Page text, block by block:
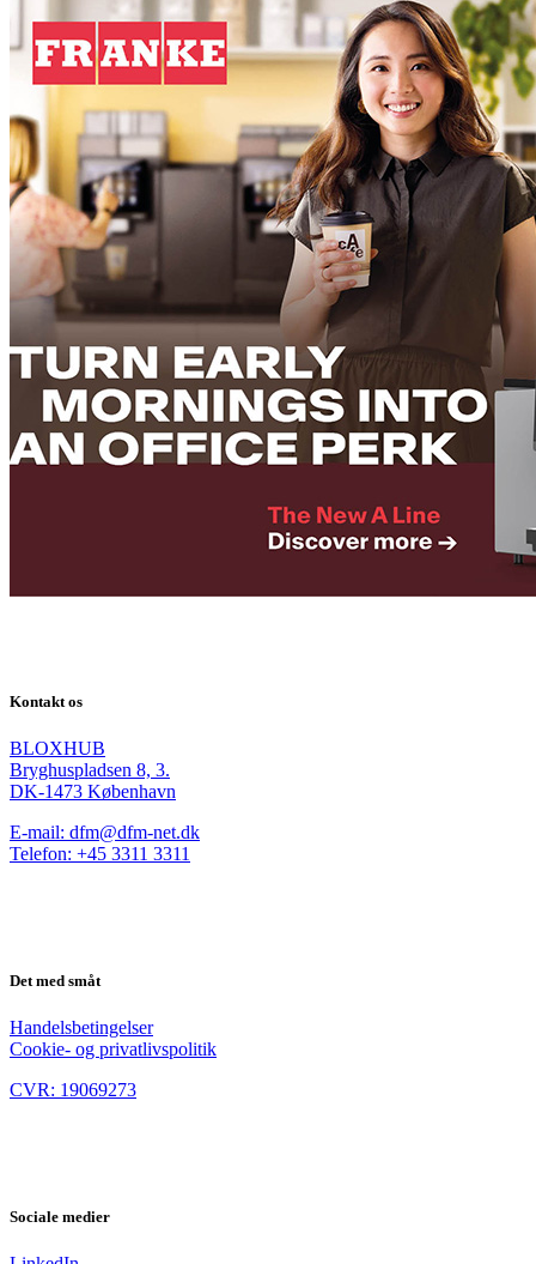
Kontakt os
BLOXHUB
Bryghuspladsen 8, 3.
DK-1473 København
E-mail: dfm@dfm-net.dk
Telefon: +45 3311 3311
Det med småt
Handelsbetingelser
Cookie- og privatlivspolitik
CVR: 19069273
Sociale medier